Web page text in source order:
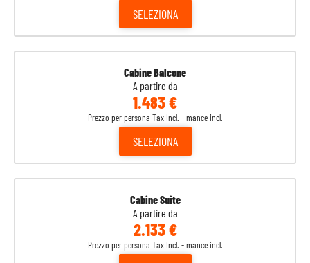
SELEZIONA
Cabine Balcone
A partire da
1.483 €
Prezzo per persona Tax Incl. - mance incl.
SELEZIONA
Cabine Suite
A partire da
2.133 €
Prezzo per persona Tax Incl. - mance incl.